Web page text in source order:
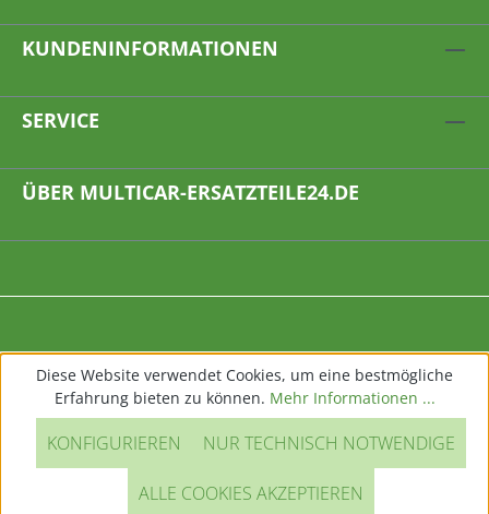
KUNDENINFORMATIONEN
SERVICE
ÜBER MULTICAR-ERSATZTEILE24.DE
Diese Website verwendet Cookies, um eine bestmögliche
Erfahrung bieten zu können. Mehr Informationen ...
NUR TECHNISCH NOTWENDIGE
KONFIGURIEREN
ALLE COOKIES AKZEPTIEREN